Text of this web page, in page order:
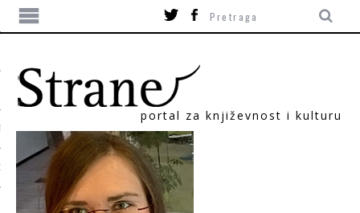
portal za književnost i kulturu